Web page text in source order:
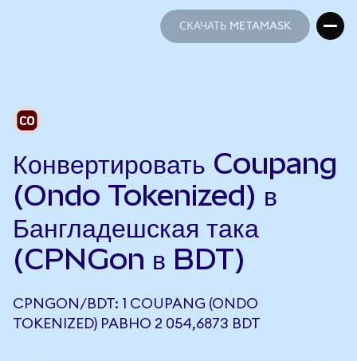
СКАЧАТЬ METAMASK
Конвертировать Coupang
(Ondo Tokenized) в
Бангладешская така
(CPNGon в BDT)
CPNGON/BDT: 1 COUPANG (ONDO
TOKENIZED) РАВНО 2 054,6873 BDT